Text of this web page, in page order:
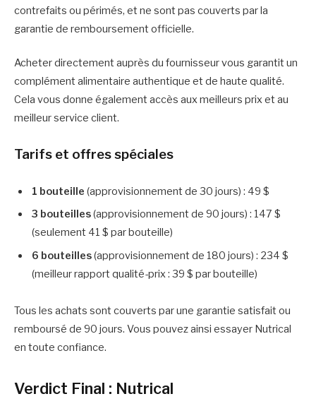
contrefaits ou périmés, et ne sont pas couverts par la
garantie de remboursement officielle.
Acheter directement auprès du fournisseur vous garantit un
complément alimentaire authentique et de haute qualité.
Cela vous donne également accès aux meilleurs prix et au
meilleur service client.
Tarifs et offres spéciales
1 bouteille (approvisionnement de 30 jours) : 49 $
3 bouteilles(approvisionnement de 90 jours) : 147 $
(seulement 41 $ par bouteille)
6 bouteilles(approvisionnement de 180 jours) : 234 $
(meilleur rapport qualité-prix : 39 $ par bouteille)
Tous les achats sont couverts par une garantie satisfait ou
remboursé de 90 jours. Vous pouvez ainsi essayer Nutrical
en toute confiance.
Verdict Final : Nutrical